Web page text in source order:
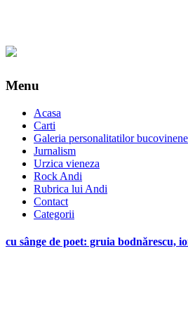
Menu
Acasa
Carti
Galeria personalitatilor bucovinene
Jurnalism
Urzica vieneza
Rock Andi
Rubrica lui Andi
Contact
Categorii
cu sânge de poet: gruia bodnărescu,